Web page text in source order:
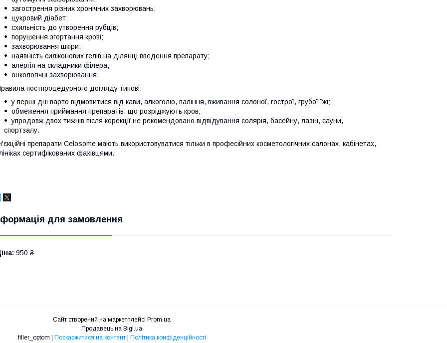
загострення різних хронічних захворювань;
цукровий діабет;
схильність до утворення рубців;
порушення згортання крові;
захворювання шкіри;
наявність силіконових гелів на ділянці введення препарату;
алергія на складники філера;
онкологічні захворювання.
постпроцедурного догляду типові:
у перші дні варто відмовитися від кави, алкоголю, паління, вживання солоної, гострої, грубої їжі;
обмеження приймання препаратів, що розріджують кров;
упродовж двох тижнів після корекції не рекомендовано відвідування солярія, басейну, лазні, сауни,
спортзалу.
препарати Celosome мають використовуватися тільки в професійних косметологічних салонах, кабінетах,
сертифікованих фахівцями.
для замовлення
950 ₴
Сайт створений на маркетплейсі Prom.ua
Продавець на Bigl.ua
Поскаржитися на контент Політика конфіденційності